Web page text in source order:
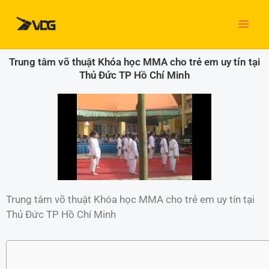
dung
Trung tâm võ thuật Khóa học MMA cho trẻ em uy tín tại
Thủ Đức TP Hồ Chí Minh
Trung tâm võ thuật Khóa học MMA cho trẻ em uy tín tại
Thủ Đức TP Hồ Chí Minh